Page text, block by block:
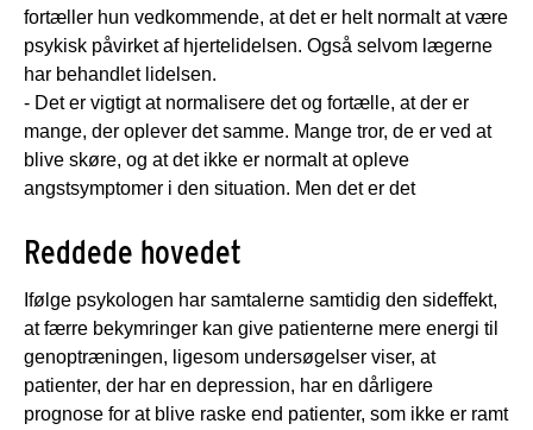
fortæller hun vedkommende, at det er helt normalt at være
psykisk påvirket af hjertelidelsen. Også selvom lægerne
har behandlet lidelsen.
- Det er vigtigt at normalisere det og fortælle, at der er
mange, der oplever det samme. Mange tror, de er ved at
blive skøre, og at det ikke er normalt at opleve
angstsymptomer i den situation. Men det er det
Reddede hovedet
Ifølge psykologen har samtalerne samtidig den sideffekt,
at færre bekymringer kan give patienterne mere energi til
genoptræningen, ligesom undersøgelser viser, at
patienter, der har en depression, har en dårligere
prognose for at blive raske end patienter, som ikke er ramt